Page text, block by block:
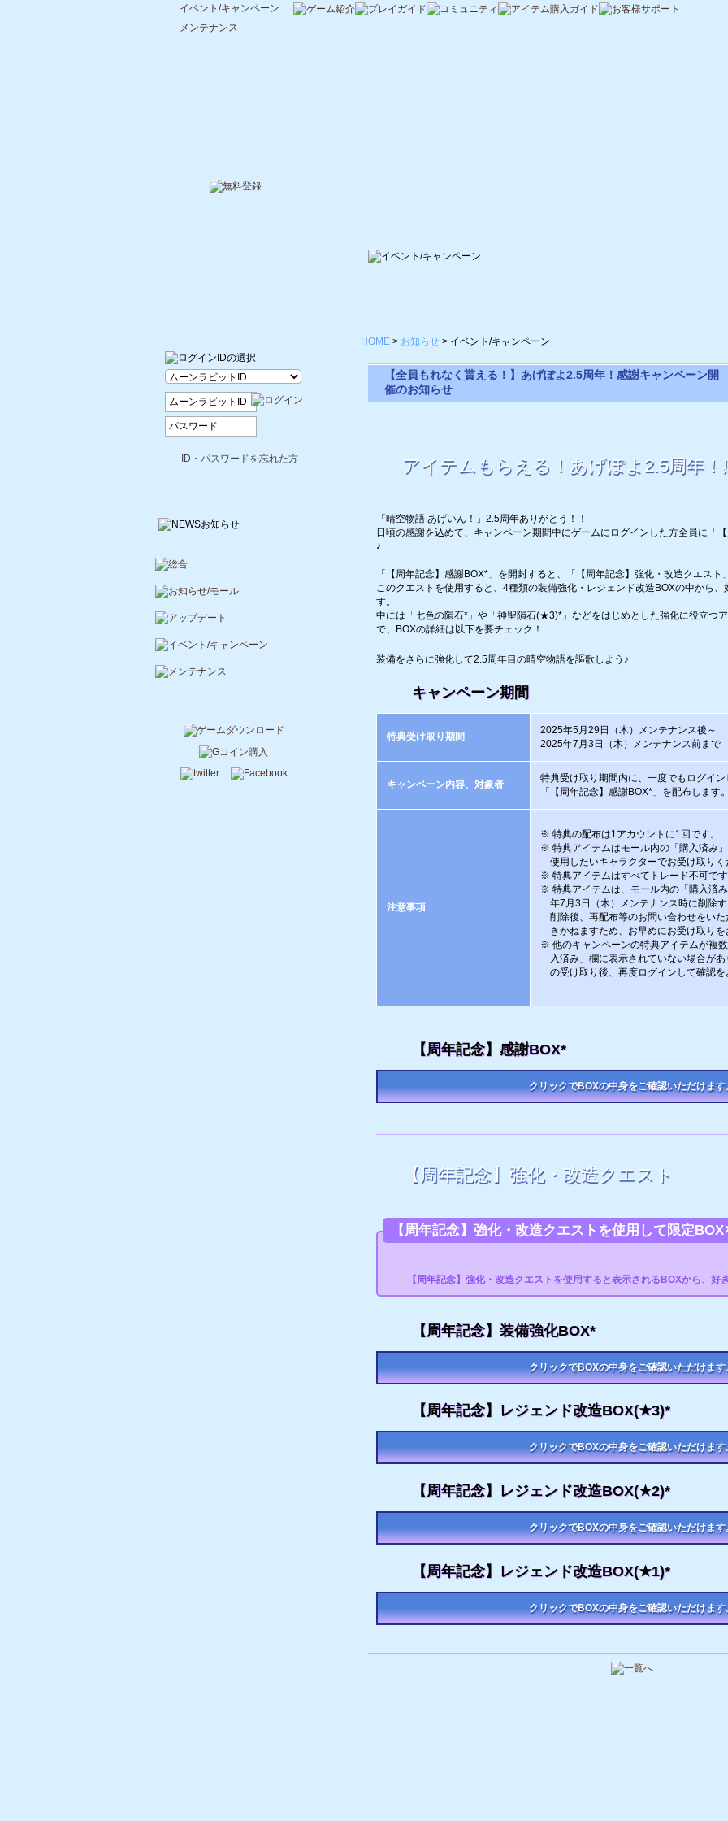
イベント/キャンペーン
メンテナンス
HOME > お知らせ > イベント/キャンペーン
【全員もれなく貰える！】あげぽよ2.5周年！感謝キャンペーン開
催のお知らせ
アイテムもらえる！あげぽよ2.5周年
「晴空物語 あげいん！」2.5周年ありがとう！！
日頃の感謝を込めて、キャンペーン期間中にゲームにログインした方全員に「
♪
「【周年記念】感謝BOX*」を開封すると、「【周年記念】強化・改造クエスト
このクエストを使用すると、4種類の装備強化・レジェンド改造BOXの中から
す。
中には「七色の隕石*」や「神聖隕石(★3)*」などをはじめとした強化に役立つ
で、BOXの詳細は以下を要チェック！
装備をさらに強化して2.5周年目の晴空物語を謳歌しよう♪
キャンペーン期間
特典受け取り期間
2025年5月29日（木）メンテナンス後～
2025年7月3日（木）メンテナンス前まで
キャンペーン内容、対象者
特典受け取り期間内に、一度でもログイ
「【周年記念】感謝BOX*」を配布します
注意事項
特典の配布は1アカウントに1回です。
特典アイテムはモール内の「購入済み
使用したいキャラクターでお受け取り
特典アイテムはすべてトレード不可で
特典アイテムは、モール内の「購入済
年7月3日（木）メンテナンス時に削除
削除後、再配布等のお問い合わせをい
きかねますため、お早めにお受け取り
他のキャンペーンの特典アイテムが複
入済み」欄に表示されていない場合が
の受け取り後、再度ログインして確認
【周年記念】感謝BOX*
クリックでBOXの中身をご確認いただけます
【周年記念】強化・改造クエスト
【周年記念】強化・改造クエストを使用して限定
【周年記念】強化・改造クエストを使用すると表示されるBOXから、好
【周年記念】装備強化BOX*
クリックでBOXの中身をご確認いただけます
【周年記念】レジェンド改造BOX(★3)*
クリックでBOXの中身をご確認いただけます
【周年記念】レジェンド改造BOX(★2)*
クリックでBOXの中身をご確認いただけます
【周年記念】レジェンド改造BOX(★1)*
クリックでBOXの中身をご確認いただけます
ID・パスワードを忘れた方